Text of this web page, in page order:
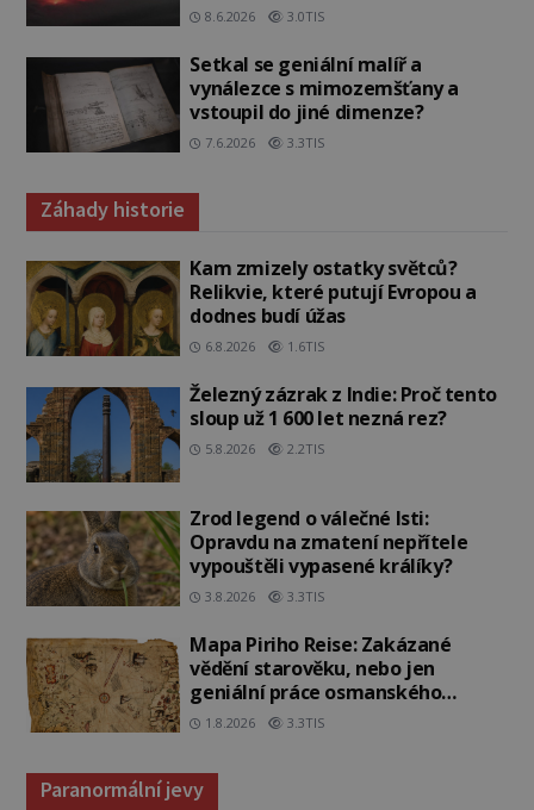
8.6.2026 3.0TIS
Setkal se geniální malíř a
vynálezce s mimozemšťany a
vstoupil do jiné dimenze?
7.6.2026 3.3TIS
Záhady historie
Kam zmizely ostatky světců?
Relikvie, které putují Evropou a
dodnes budí úžas
6.8.2026 1.6TIS
Železný zázrak z Indie: Proč tento
sloup už 1 600 let nezná rez?
5.8.2026 2.2TIS
Zrod legend o válečné lsti:
Opravdu na zmatení nepřítele
vypouštěli vypasené králíky?
3.8.2026 3.3TIS
Mapa Piriho Reise: Zakázané
vědění starověku, nebo jen
geniální práce osmanského
admirála?
1.8.2026 3.3TIS
Paranormální jevy